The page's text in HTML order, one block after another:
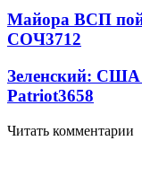
Майора ВСП
СОЧ3712
Зеленский: США
Patriot3658
Читать комментарии